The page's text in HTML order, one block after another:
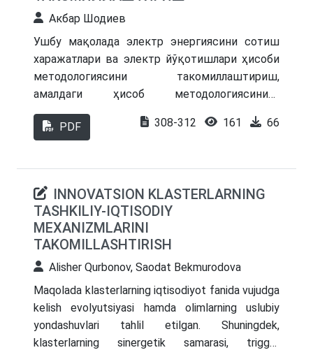
ta’minlashdagi ahamiyatini va PEST tahlili orqali
sanoatda barqaror amaliyotlar zarurligini ta’kidlaydi.
Акбар Шодиев
Ушбу мақолада электр энергиясини сотиш
харажатлари ва электр йўқотишлари ҳисоби
методологиясини такомиллаштириш,
амалдаги ҳисоб методологиясининг
камчиликлари, киритилаётган ҳисоб
методологиясини қўллаш орқали сотиш
йўқотишларини баҳолашнинг янгича усуллари
илмий асосланган ҳамда кўрсатиб берилган.
PDF 308-312 161 66
INNOVATSION KLASTERLARNING
TASHKILIY-IQTISODIY
MEXANIZMLARINI
TAKOMILLASHTIRISH
Alisher Qurbonov, Saodat Bekmurodova
Mаqolаdа klаstеrlаrning iqtisodiyot fаnidа vujudgа
kеlish еvolyutsiyаsi hаmdа olimlаrning uslubiy
yondаshuvlаri tаhlil еtilgаn. Shuningdеk,
klаstеrlаrning sinеrgеtik sаmаrаsi, triggеr